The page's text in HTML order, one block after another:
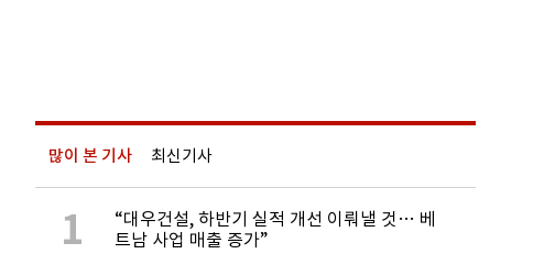
많이 본 기사 최신기사
1
“대우건설, 하반기 실적 개선 이뤄낼 것… 베
트남 사업 매출 증가”